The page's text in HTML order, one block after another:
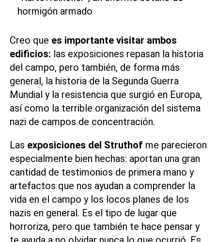
hormigón armado
Creo que es importante visitar ambos
edificios: las exposiciones repasan la historia
del campo, pero también, de forma más
general, la historia de la Segunda Guerra
Mundial y la resistencia que surgió en Europa,
así como la terrible organización del sistema
nazi de campos de concentración.
Las exposiciones del Struthof me parecieron
especialmente bien hechas: aportan una gran
cantidad de testimonios de primera mano y
artefactos que nos ayudan a comprender la
vida en el campo y los locos planes de los
nazis en general. Es el tipo de lugar que
horroriza, pero que también te hace pensar y